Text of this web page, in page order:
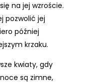
na jej wzroście.
pozwolić jej
później
krzaku.
kwiaty, gdy
są zimne,